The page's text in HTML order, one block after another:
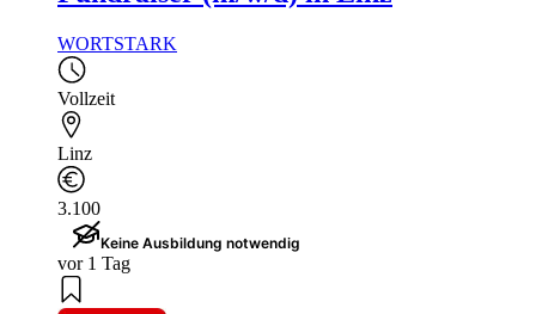
WORTSTARK
Vollzeit
Linz
3.100
Keine Ausbildung notwendig
vor 1 Tag